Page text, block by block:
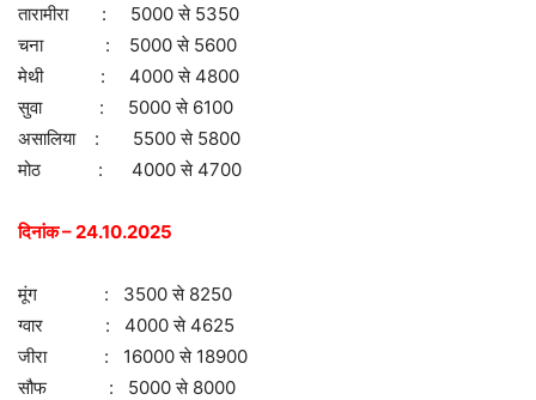
तारामीरा : 5000 से 5350
चना : 5000 से 5600
मेथी : 4000 से 4800
सुवा : 5000 से 6100
असालिया : 5500 से 5800
मोठ : 4000 से 4700
दिनांक – 24.10.2025
मूंग : 3500 से 8250
ग्वार : 4000 से 4625
जीरा : 16000 से 18900
सौफ : 5000 से 8000